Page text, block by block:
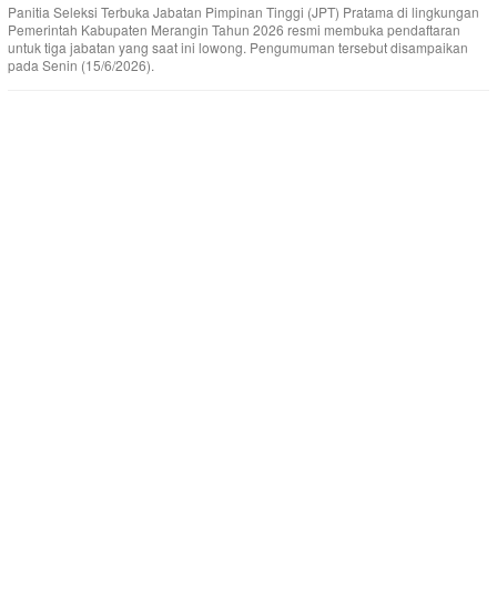
Panitia Seleksi Terbuka Jabatan Pimpinan Tinggi (JPT) Pratama di lingkungan
Pemerintah Kabupaten Merangin Tahun 2026 resmi membuka pendaftaran
untuk tiga jabatan yang saat ini lowong. Pengumuman tersebut disampaikan
pada Senin (15/6/2026).